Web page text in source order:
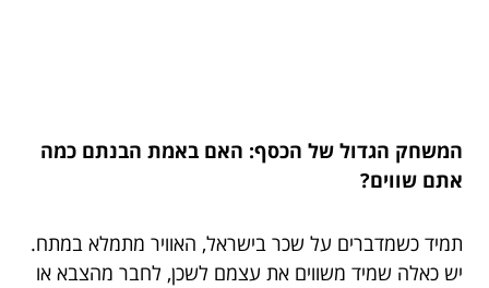
המשחק הגדול של הכסף: האם באמת הבנתם כמה
אתם שווים?
תמיד כשמדברים על שכר בישראל, האוויר מתמלא במתח.
יש כאלה שמיד משווים את עצמם לשכן, לחבר מהצבא או